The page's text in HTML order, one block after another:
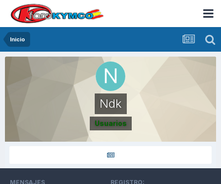
Inicio
Ndk
Usuarios
MENSAJES REGISTRO: